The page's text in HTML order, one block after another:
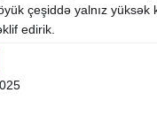
çeşiddə yalnız yüksək
edirik.
xidməti
quraşdırılma pulsuz